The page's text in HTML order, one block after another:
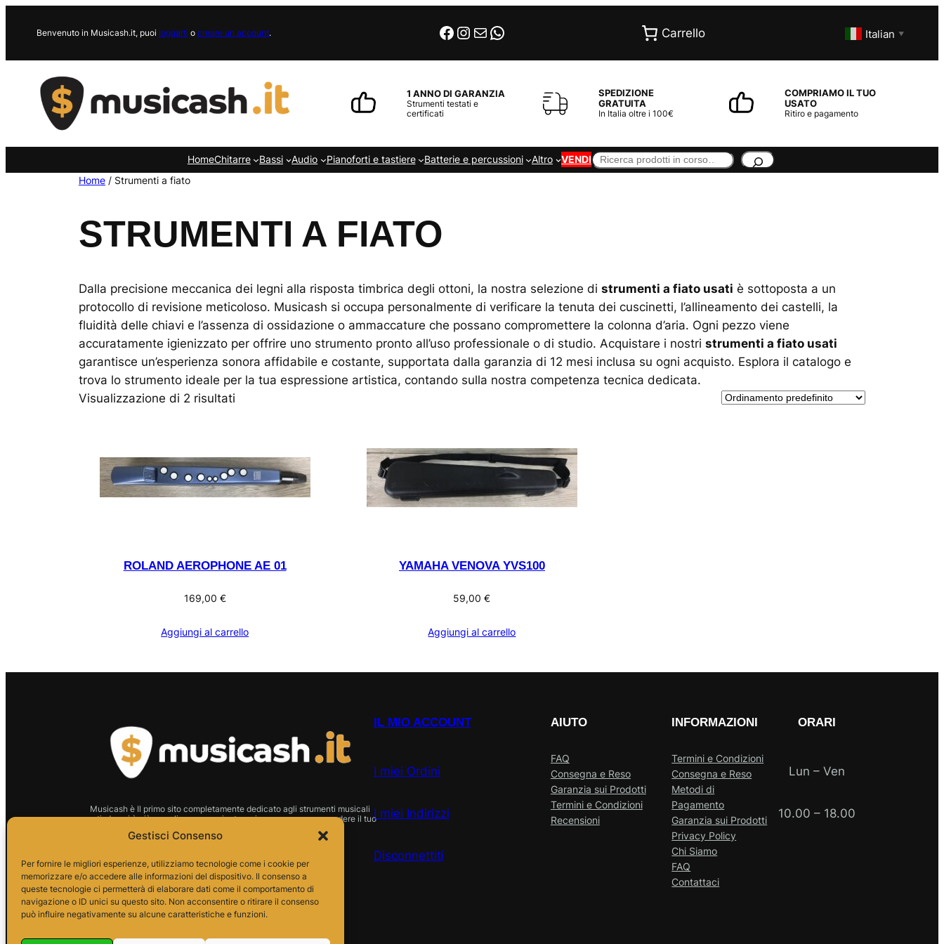
Gestisci Consenso
Per fornire le migliori esperienze, utilizziamo tecnologie come i cookie per
memorizzare e/o accedere alle informazioni del dispositivo. Il consenso a
queste tecnologie ci permetterà di elaborare dati come il comportamento di
navigazione o ID unici su questo sito. Non acconsentire o ritirare il consenso
può influire negativamente su alcune caratteristiche e funzioni.
Benvenuto in Musicash.it, puoi loggarti o creare un account. Facebook
Instagram
EmailWhatsApp Carrello Italian ▼
1 ANNO DI GARANZIA
Strumenti testati e
certificati
SPEDIZIONE
GRATUITA
In Italia oltre i 100€
COMPRIAMO IL TUO
USATO
Ritiro e pagamento
HomeChitarre Bassi Audio Pianoforti e tastiere Batterie e percussioni Altro VENDICerca
Home / Strumenti a fiato
STRUMENTI A FIATO
Dalla precisione meccanica dei legni alla risposta timbrica degli ottoni, la nostra selezione di strumenti a fiato usati è sottoposta a un
protocollo di revisione meticoloso. Musicash si occupa personalmente di verificare la tenuta dei cuscinetti, l’allineamento dei castelli, la
fluidità delle chiavi e l’assenza di ossidazione o ammaccature che possano compromettere la colonna d’aria. Ogni pezzo viene
accuratamente igienizzato per offrire uno strumento pronto all’uso professionale o di studio. Acquistare i nostri strumenti a fiato usati
garantisce un’esperienza sonora affidabile e costante, supportata dalla garanzia di 12 mesi inclusa su ogni acquisto. Esplora il catalogo e
trova lo strumento ideale per la tua espressione artistica, contando sulla nostra competenza tecnica dedicata.
Visualizzazione di 2 risultati
ROLAND AEROPHONE AE 01
169,00 €
Aggiungi al carrello
YAMAHA VENOVA YVS100
59,00€
Aggiungi al carrello
Musicash è Il primo sito completamente dedicato agli strumenti musicali
usati: da noi è più semplice, conveniente e sicuro comprare o vendere il tuo
P.I.01666210628 Indirizzo:
Via Alessandro da Telese, 7
82037 Telese Terme
IL MIO ACCOUNT
I miei Ordini
I miei Indirizzi
Disconnettiti
AIUTO
FAQ
Consegna e Reso
Garanzia sui Prodotti
Termini e Condizioni
Recensioni
INFORMAZIONI
Termini e Condizioni
Consegna e Reso
Metodi di
Pagamento
Garanzia sui Prodotti
Privacy Policy
Chi Siamo
FAQ
Contattaci
ORARI
Lun – Ven
10.00 – 18.00